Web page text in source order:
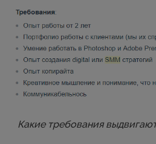
Какие требования